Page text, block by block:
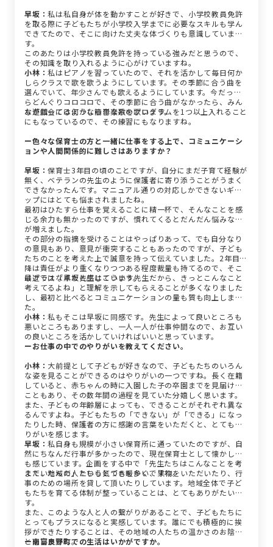
早坂：私は私自身が体を動かすことが好きで、小学校教員免許
を取る際に子どもたちが小学校入学までに必要なスキルも学ん
できてたので、そこに向けた丈夫な体づくりも意識していま
す。
このあたりは小学校教員免許を持っている強みだと思うので、
その知識を取り入れるように心がけていますね。
小林：私はピアノを習っていたので、それを活かして毎日何か
しらクラスで歌を歌うようにしています。その季節に合う曲を
選んでいて、年少さんでも歌えるようにしています。今だった
らどんぐりコロコロで、その季節に合う曲がなかったら、みん
なが知ってるような簡単な歌を歌います。
お遊戯会には何かしら音楽系のプログラムを1つ以上入れること
にもなっているので、その練習にもなりますね。
ー色々な保育士の方と一緒に仕事をする上で、コミュニケーシ
ョンや人間関係的に難しさはありますか？
早坂：保育士3年目の頃のことですが、自分にまだ子育て経験が
無く、ベテランの先生のように保護者に寄り添うことがうまく
できなかったんです。マニュアル通りの対応しかできないギャ
ップにはとても悩まされましたね。
最初はひたすら仕事を覚えることに精一杯で、そんなことを感
じる余力も無かったのですが、慣れてくるとだんだん悩みなど
が増えました。
その部分の指摘を受けることはやっぱりあって、でも自分なり
の意見もあり、意見が衝突することもあったのですが、子ども
たちのことを考えた上で誠意を持って伝えていました。2年目以
降は責任がより重くなりつつある程度裁量も持てるので、そこ
はプラスな点だと感じています。
最近では「早坂先生はこういう先生だから、きっとこんなこと
考えてるよね」と理解を示してもらえることが多くなりました
し、最初と比べるとコミュニケーションの量も質も向上しまし
た。
小林：私もそこは早坂に同感です。先生によって良いところも
悪いところもありますし、一人一人が仕事仲間なので、お互い
の良いところを活かしていければいいと思っています。
ーお仕事の中でのやりがいを教えてください。
小林： 大前提として子どもが好きなので、子どもたちのいろん
な姿を見ることができるのはやりがいの一つですね。長く在籍
していると、赤ちゃんの時に入園した子の卒園までを見届ける
こともあり、その数年間の過程を見ていた分嬉しく思います。
また、子どもの年齢層によっても、できることがそれぞれ異な
るんですよね。子どもたちの「できない」が「できる」になっ
たりした時、保護者の方に感謝の言葉をいただくと、とてもや
りがいを感じます。
早坂：私自身も規模が小さい保育所に通っていたのですが、自
然にちなんだ行事が多かったので、現在保育士として懐かしさ
も感じています。企画をする中で「先生たちはこんなことを考
えていたんだ」という気づきも多いですね。
また、地域の人たちもとても暖かく、果物をいただいたり、行
事のための場所を貸して頂いたりしています。地域全体で子ど
もたちを育てる体制が整っていることは、とてもありがたいで
す。
また、このような人と人の繋がりがあることで、子どもたちに
とってもプラスになると実感しています。誰にでも積極的に挨
拶ができたりすることは、その地域の人たちの温かさのお陰だ
と思いますね。
ー南富良野町での生活はいかがですか。